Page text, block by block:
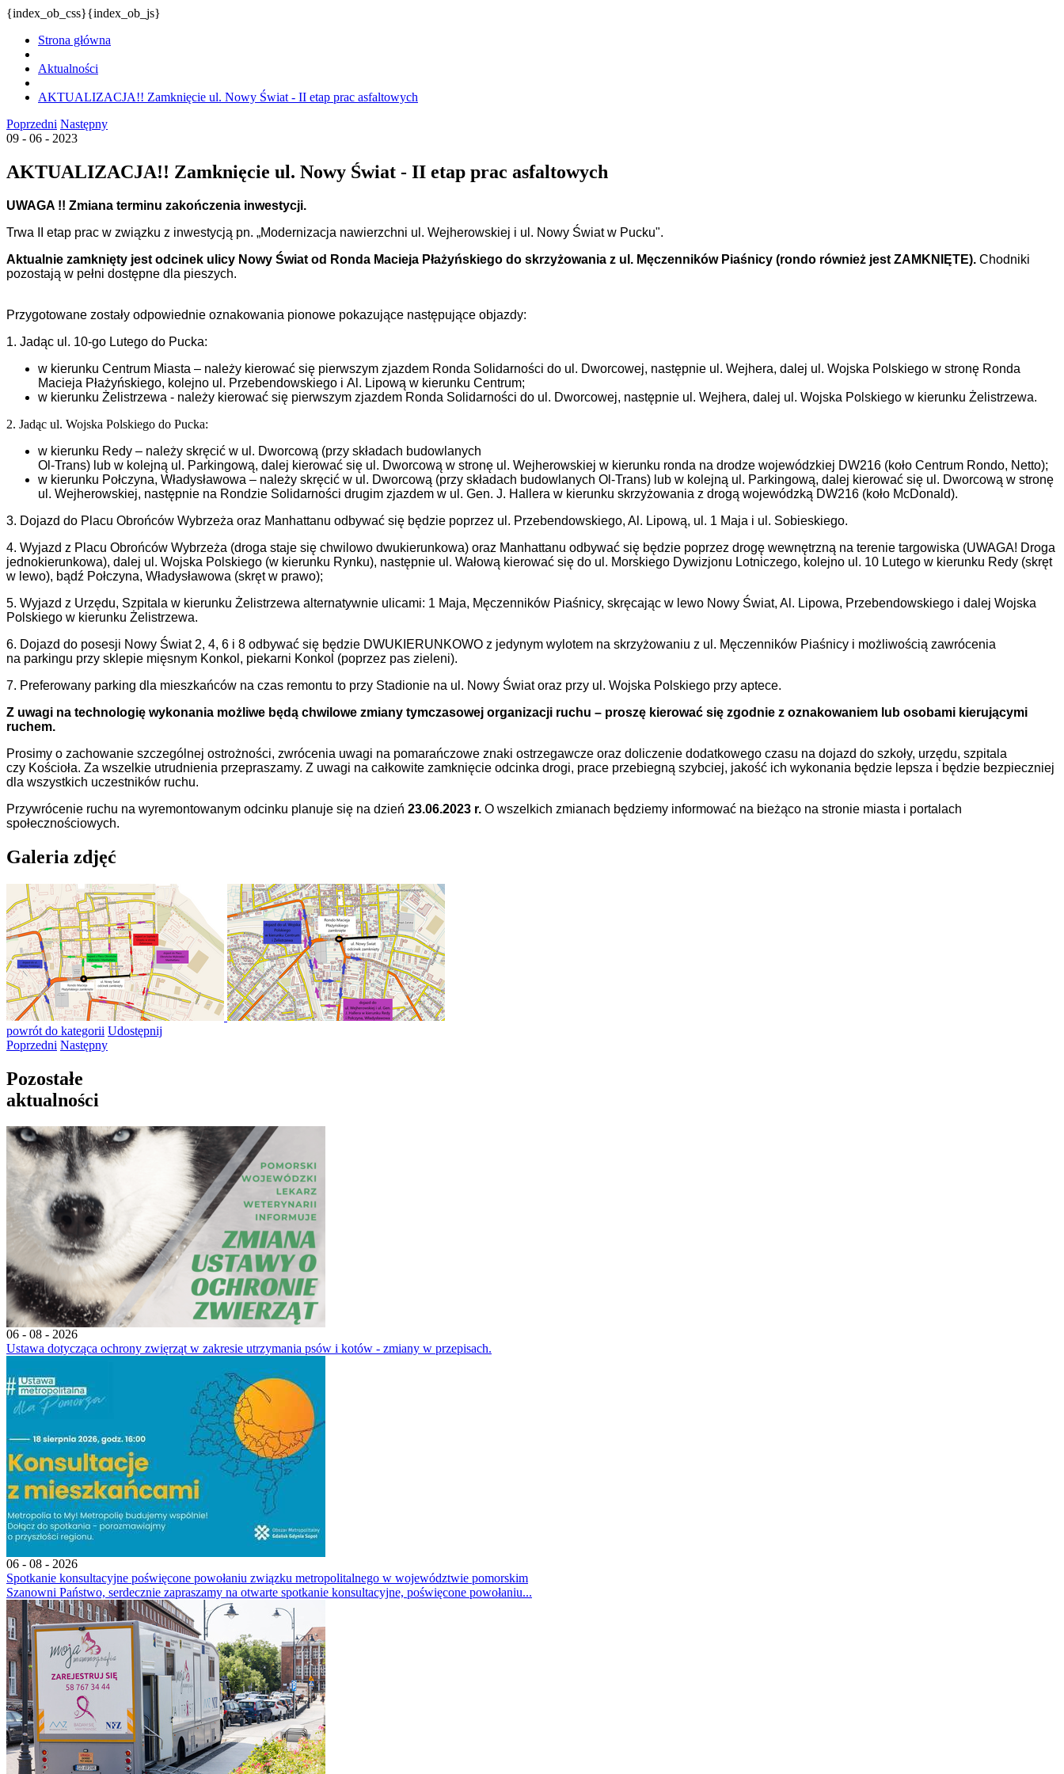
{index_ob_css}{index_ob_js}
Strona główna
Aktualności
AKTUALIZACJA!! Zamknięcie ul. Nowy Świat - II etap prac asfaltowych
Poprzedni Następny
09 - 06 - 2023
AKTUALIZACJA!! Zamknięcie ul. Nowy Świat - II etap prac asfaltowych
UWAGA !! Zmiana terminu zakończenia inwestycji.
Trwa II etap prac w związku z inwestycją pn. „Modernizacja nawierzchni ul. Wejherowskiej i ul. Nowy Świat w Pucku".
Aktualnie zamknięty jest odcinek ulicy Nowy Świat od Ronda Macieja Płażyńskiego do skrzyżowania z ul. Męczenników Piaśnicy (rondo również jest ZAMKNIĘTE). Chodniki
pozostają w pełni dostępne dla pieszych.
Przygotowane zostały odpowiednie oznakowania pionowe pokazujące następujące objazdy:
1. Jadąc ul. 10-go Lutego do Pucka:
w kierunku Centrum Miasta – należy kierować się pierwszym zjazdem Ronda Solidarności do ul. Dworcowej, następnie ul. Wejhera, dalej ul. Wojska Polskiego w stronę Ronda
Macieja Płażyńskiego, kolejno ul. Przebendowskiego i Al. Lipową w kierunku Centrum;
w kierunku Żelistrzewa - należy kierować się pierwszym zjazdem Ronda Solidarności do ul. Dworcowej, następnie ul. Wejhera, dalej ul. Wojska Polskiego w kierunku Żelistrzewa.
2. Jadąc ul. Wojska Polskiego do Pucka:
w kierunku Redy – należy skręcić w ul. Dworcową (przy składach budowlanych
Ol-Trans) lub w kolejną ul. Parkingową, dalej kierować się ul. Dworcową w stronę ul. Wejherowskiej w kierunku ronda na drodze wojewódzkiej DW216 (koło Centrum Rondo, Netto);
w kierunku Połczyna, Władysławowa – należy skręcić w ul. Dworcową (przy składach budowlanych Ol-Trans) lub w kolejną ul. Parkingową, dalej kierować się ul. Dworcową w stronę
ul. Wejherowskiej, następnie na Rondzie Solidarności drugim zjazdem w ul. Gen. J. Hallera w kierunku skrzyżowania z drogą wojewódzką DW216 (koło McDonald).
3. Dojazd do Placu Obrońców Wybrzeża oraz Manhattanu odbywać się będzie poprzez ul. Przebendowskiego, Al. Lipową, ul. 1 Maja i ul. Sobieskiego.
4. Wyjazd z Placu Obrońców Wybrzeża (droga staje się chwilowo dwukierunkowa) oraz Manhattanu odbywać się będzie poprzez drogę wewnętrzną na terenie targowiska (UWAGA! Droga
jednokierunkowa), dalej ul. Wojska Polskiego (w kierunku Rynku), następnie ul. Wałową kierować się do ul. Morskiego Dywizjonu Lotniczego, kolejno ul. 10 Lutego w kierunku Redy (skręt
w lewo), bądź Połczyna, Władysławowa (skręt w prawo);
5. Wyjazd z Urzędu, Szpitala w kierunku Żelistrzewa alternatywnie ulicami: 1 Maja, Męczenników Piaśnicy, skręcając w lewo Nowy Świat, Al. Lipowa, Przebendowskiego i dalej Wojska
Polskiego w kierunku Żelistrzewa.
6. Dojazd do posesji Nowy Świat 2, 4, 6 i 8 odbywać się będzie DWUKIERUNKOWO z jedynym wylotem na skrzyżowaniu z ul. Męczenników Piaśnicy i możliwością zawrócenia
na parkingu przy sklepie mięsnym Konkol, piekarni Konkol (poprzez pas zieleni).
7. Preferowany parking dla mieszkańców na czas remontu to przy Stadionie na ul. Nowy Świat oraz przy ul. Wojska Polskiego przy aptece.
Z uwagi na technologię wykonania możliwe będą chwilowe zmiany tymczasowej organizacji ruchu – proszę kierować się zgodnie z oznakowaniem lub osobami kierującymi
ruchem.
Prosimy o zachowanie szczególnej ostrożności, zwrócenia uwagi na pomarańczowe znaki ostrzegawcze oraz doliczenie dodatkowego czasu na dojazd do szkoły, urzędu, szpitala
czy Kościoła. Za wszelkie utrudnienia przepraszamy. Z uwagi na całkowite zamknięcie odcinka drogi, prace przebiegną szybciej, jakość ich wykonania będzie lepsza i będzie bezpieczniej
dla wszystkich uczestników ruchu.
Przywrócenie ruchu na wyremontowanym odcinku planuje się na dzień 23.06.2023 r. O wszelkich zmianach będziemy informować na bieżąco na stronie miasta i portalach
społecznościowych.
Galeria zdjęć
powrót do kategorii Udostępnij
Poprzedni Następny
Pozostałe
aktualności
06 - 08 - 2026
Ustawa dotycząca ochrony zwięrząt w zakresie utrzymania psów i kotów - zmiany w przepisach.
06 - 08 - 2026
Spotkanie konsultacyjne poświęcone powołaniu związku metropolitalnego w województwie pomorskim
Szanowni Państwo, serdecznie zapraszamy na otwarte spotkanie konsultacyjne, poświęcone powołaniu...